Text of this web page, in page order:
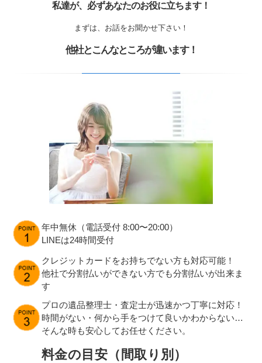
私達が、必ずあなたのお役に立ちます！
まずは、お話をお聞かせ下さい！
他社とこんなところが違います！
年中無休（電話受付 8:00〜20:00）
LINEは24時間受付
クレジットカードをお持ちでない方も対応可能！
他社で分割払いができない方でも分割払いが出来ま
す
プロの遺品整理士・査定士が迅速かつ丁寧に対応！
時間がない・何から手をつけて良いかわからない…
そんな時も安心してお任せください。
料金の目安（間取り別）